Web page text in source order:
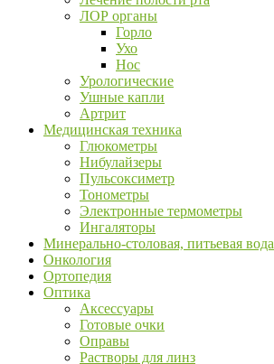
ЛОР органы
Горло
Ухо
Нос
Урологические
Ушные капли
Артрит
Медицинская техника
Глюкометры
Нибулайзеры
Пульсоксиметр
Тонометры
Электронные термометры
Ингаляторы
Минерально-столовая, питьевая вода
Онкология
Ортопедия
Оптика
Аксессуары
Готовые очки
Оправы
Растворы для линз